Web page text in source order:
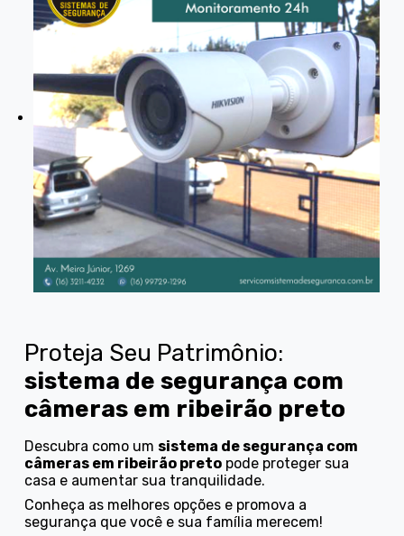
Proteja Seu Patrimônio:
sistema de segurança com
câmeras em ribeirão preto
Descubra como um sistema de segurança com
câmeras em ribeirão preto pode proteger sua
casa e aumentar sua tranquilidade.
Conheça as melhores opções e promova a
segurança que você e sua família merecem!